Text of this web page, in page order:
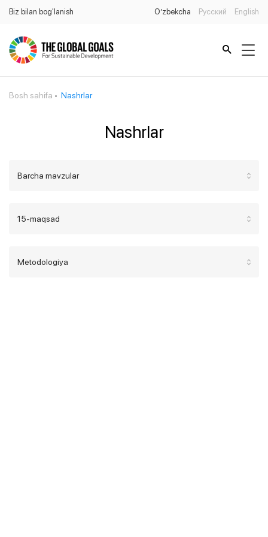
Biz bilan bog'lanish O’zbekcha Русский English
Bosh sahifa Nashrlar
Nashrlar
Barcha mavzular
15-maqsad
Metodologiya